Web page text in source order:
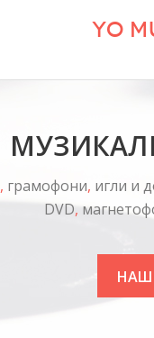
Yo
, грамофони, игли и
DVD,